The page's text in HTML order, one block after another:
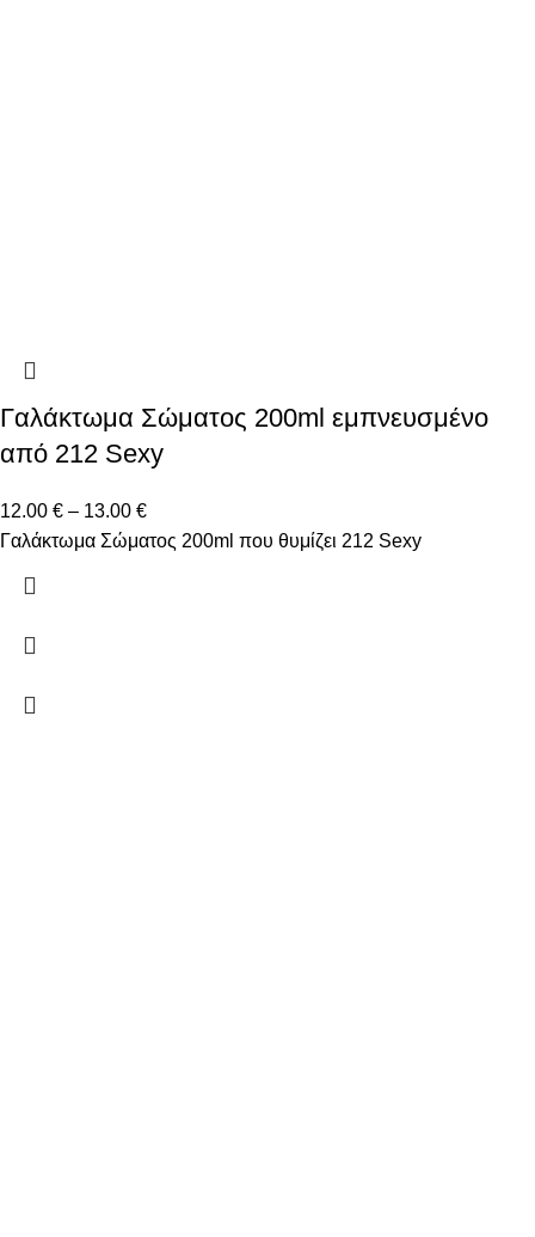
Γαλάκτωμα Σώματος 200ml εμπνευσμένο
από 212 Sexy
12.00 € – 13.00 €
Γαλάκτωμα Σώματος 200ml που θυμίζει 212 Sexy